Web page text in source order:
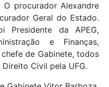
O procurador Alexandre
Geral do Estado.
Presidente da APEG,
e Finanças,
de Gabinete, todos
Civil pela UFG.